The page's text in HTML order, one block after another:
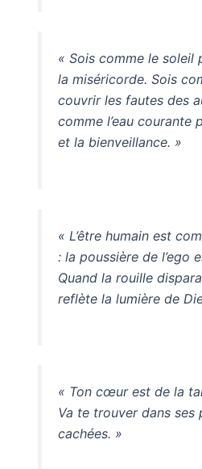
« Sois comme le soleil
la miséricorde. Sois
couvrir les fautes des
comme l’eau courante
et la bienveillance. »
« L’être humain est
: la poussière de l’ego
Quand la rouille
reflète la lumière de
« Ton cœur est de la
Va te trouver dans ses
cachées. »